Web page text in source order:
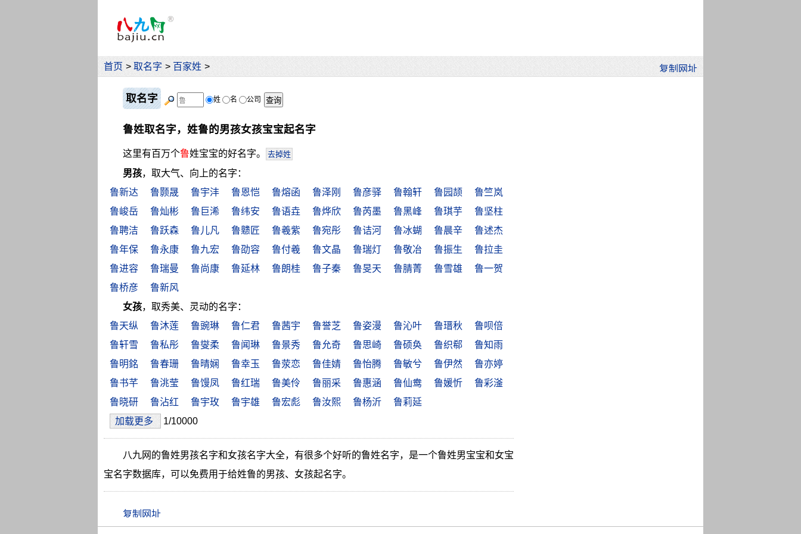
首页 > 取名字 > 百家姓 >
取名字 姓 名 公司
鲁姓取名字，姓鲁的男孩女孩宝宝起名字
这里有百万个鲁姓宝宝的好名字。 去掉姓
男孩，取大气、向上的名字：
鲁新达
鲁颢晟 鲁宇沣 鲁恩恺 鲁熔函 鲁泽刚 鲁彦驿 鲁翰轩 鲁园颉
鲁竺岚
鲁峻岳
鲁灿彬 鲁巨浠 鲁纬安 鲁语垚 鲁烨欣 鲁芮墨 鲁黑峰 鲁琪芋
鲁坚柱
鲁聘洁
鲁跃森 鲁儿凡 鲁戆匠 鲁羲紫 鲁宛彤 鲁诘河 鲁冰蝴 鲁晨辛
鲁述杰
鲁年保
鲁永康 鲁九宏 鲁劭容 鲁付羲 鲁文晶 鲁瑞灯 鲁敬冶 鲁振生
鲁拉圭
鲁进容
鲁瑞曼 鲁尚康 鲁延林 鲁朗桂 鲁子秦 鲁旻天 鲁腈菁 鲁雪雄
鲁一贺
鲁桥彦
鲁新风
女孩，取秀美、灵动的名字：
鲁天纵
鲁沐莲 鲁豌琳 鲁仁君 鲁茜宇 鲁誉芝 鲁姿漫 鲁沁叶 鲁瑨秋
鲁呗倍
鲁轩雪
鲁私彤 鲁燮柔 鲁闻琳 鲁景秀 鲁允奇 鲁思崎 鲁硕奂 鲁织郗
鲁知雨
鲁明銘
鲁春珊 鲁晴娴 鲁幸玉 鲁荥恋 鲁佳婧 鲁怡腾 鲁敏兮 鲁伊然
鲁亦婷
鲁书芊
鲁洮莹 鲁馒凤 鲁红瑞 鲁美伶 鲁丽采 鲁惠涵 鲁仙鸯 鲁媛忻
鲁彩滏
鲁晓研
鲁沾红 鲁宇玫 鲁宇雄 鲁宏彪 鲁汝熙 鲁杨沂
鲁莉延
加载更多
1/10000
八九网的鲁姓男孩名字和女孩名字大全，有很多个好听的鲁姓名字，是一个鲁姓男宝宝和女宝
宝名字数据库，可以免费用于给姓鲁的男孩、女孩起名字。